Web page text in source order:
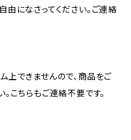
になさってください。ご連絡
上できませんので、商品をご
こちらもご連絡不要です。